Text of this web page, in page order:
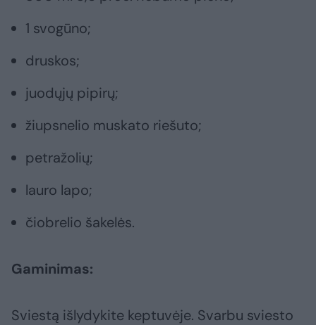
1 svogūno;
druskos;
juodųjų pipirų;
žiupsnelio muskato riešuto;
petražolių;
lauro lapo;
čiobrelio šakelės.
Gaminimas:
Sviestą išlydykite keptuvėje. Svarbu sviesto